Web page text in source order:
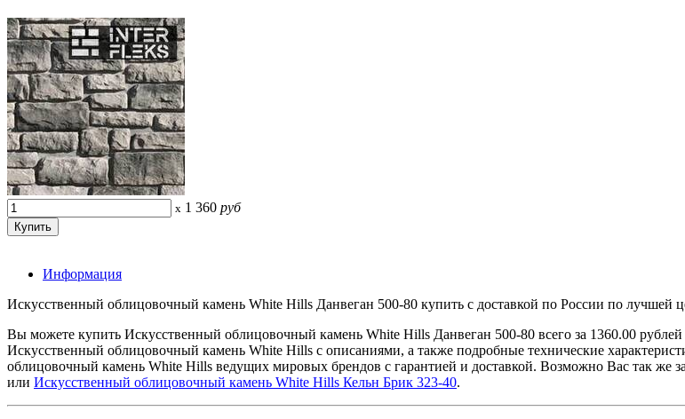
x 1 360 руб
Информация
Искусственный облицовочный камень White Hills Данвеган 500-80 купить с доставкой по России по лучшей
Вы можете купить Искусственный облицовочный камень White Hills Данвеган 500-80 всего за 1360.00
Искусственный облицовочный камень White Hills с описаниями, а также подробные технические
облицовочный камень White Hills ведущих мировых брендов с гарантией и доставкой. Возможно Вас так же
или Искусственный облицовочный камень White Hills Кельн Брик 323-40.